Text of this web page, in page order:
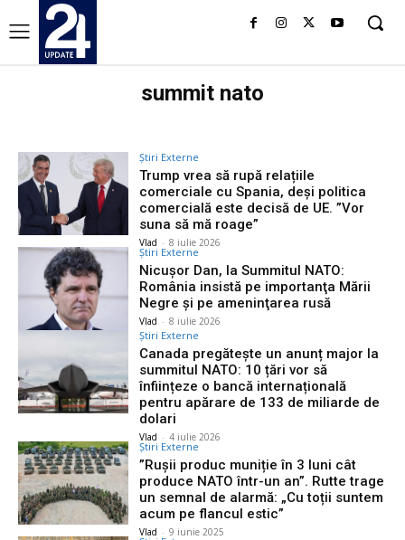
summit nato
Știri Externe
Trump vrea să rupă relațiile
comerciale cu Spania, deși politica
comercială este decisă de UE. ”Vor
suna să mă roage”
Vlad - 8 iulie 2026
Știri Externe
Nicuşor Dan, la Summitul NATO:
România insistă pe importanţa Mării
Negre şi pe ameninţarea rusă
Vlad - 8 iulie 2026
Știri Externe
Canada pregătește un anunț major la
summitul NATO: 10 țări vor să
înființeze o bancă internațională
pentru apărare de 133 de miliarde de
dolari
Vlad - 4 iulie 2026
Știri Externe
”Rușii produc muniție în 3 luni cât
produce NATO într-un an”. Rutte trage
un semnal de alarmă: „Cu toții suntem
acum pe flancul estic”
Vlad - 9 iunie 2025